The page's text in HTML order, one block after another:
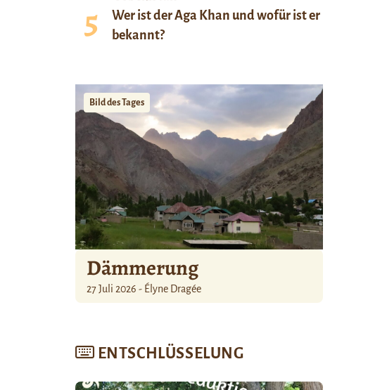
Wer ist der Aga Khan und wofür ist er
bekannt?
Bild des Tages
Dämmerung
27 Juli 2026 - Élyne Dragée
ENTSCHLÜSSELUNG